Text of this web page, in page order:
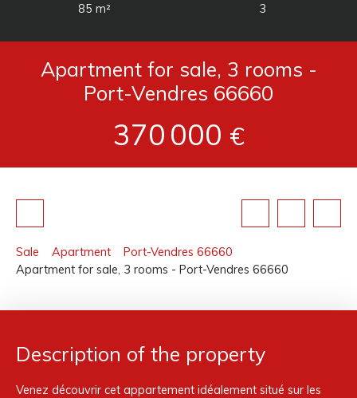
85 m²
3
Apartment for sale, 3 rooms -
Port-Vendres 66660
370 000 €
Sale Apartment
Port-Vendres 66660
Apartment for sale, 3 rooms - Port-Vendres 66660
Description of the property
Venez découvrir cet appartement idéalement situé sur les